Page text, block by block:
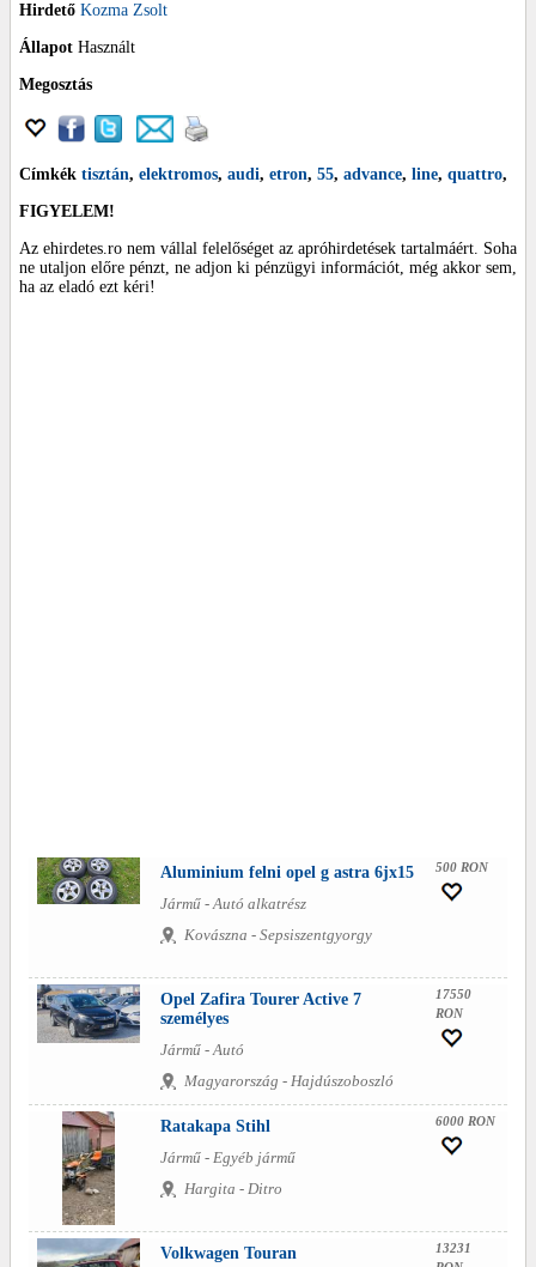
Hirdető Kozma Zsolt
Állapot Használt
Megosztás
Címkék tisztán, elektromos, audi, etron, 55, advance, line, quattro,
FIGYELEM!
Az ehirdetes.ro nem vállal felelőséget az apróhirdetések tartalmáért. Soha
ne utaljon előre pénzt, ne adjon ki pénzügyi információt, még akkor sem,
ha az eladó ezt kéri!
Aluminium felni opel g astra 6jx15
Jármű - Autó alkatrész
Kovászna - Sepsiszentgyorgy
500 RON
Opel Zafira Tourer Active 7
személyes
Jármű - Autó
Magyarország - Hajdúszoboszló
17550
RON
Ratakapa Stihl
Jármű - Egyéb jármű
Hargita - Ditro
6000 RON
Volkwagen Touran
13231